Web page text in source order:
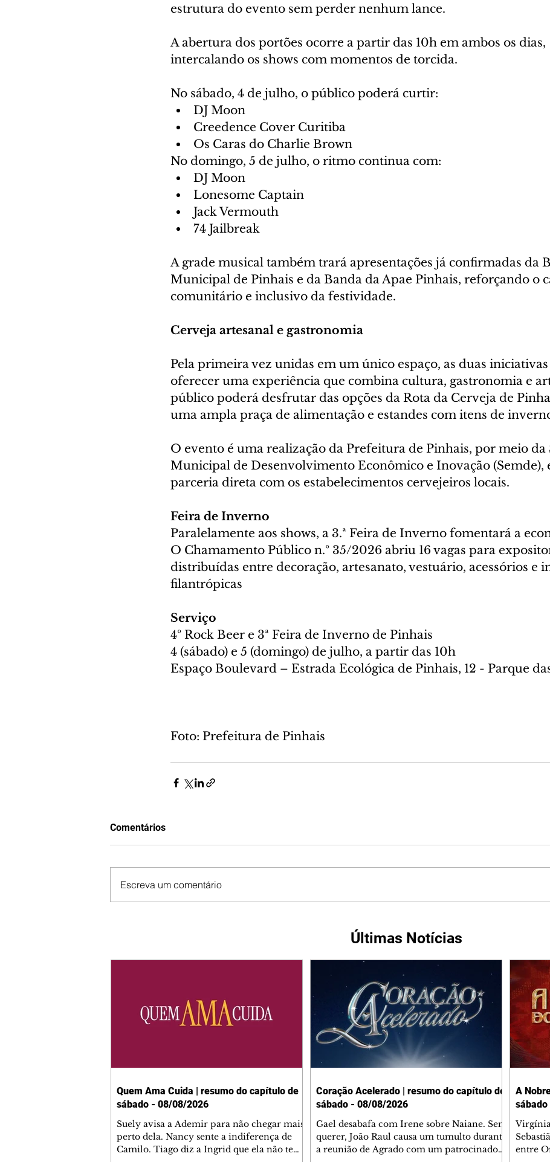
estrutura do evento sem perder nenhum lance.
A abertura dos portões ocorre a partir das 10h em ambos os dias,
intercalando os shows com momentos de torcida.
No sábado, 4 de julho, o público poderá curtir:
DJ Moon
Creedence Cover Curitiba
Os Caras do Charlie Brown
No domingo, 5 de julho, o ritmo continua com:
DJ Moon
Lonesome Captain
Jack Vermouth
74 Jailbreak
A grade musical também trará apresentações já confirmadas da
Municipal de Pinhais e da Banda da Apae Pinhais, reforçando o
comunitário e inclusivo da festividade.
Cerveja artesanal e gastronomia
Pela primeira vez unidas em um único espaço, as duas
oferecer uma experiência que combina cultura, gastronomia e
público poderá desfrutar das opções da Rota da Cerveja de
uma ampla praça de alimentação e estandes com itens de
O evento é uma realização da Prefeitura de Pinhais, por meio da
Municipal de Desenvolvimento Econômico e Inovação (Semde),
parceria direta com os estabelecimentos cervejeiros locais.
Feira de Inverno
Paralelamente aos shows, a 3.ª Feira de Inverno fomentará a
O Chamamento Público n.º 35/2026 abriu 16 vagas para
distribuídas entre decoração, artesanato, vestuário, acessórios e
filantrópicas
Serviço
4º Rock Beer e 3ª Feira de Inverno de Pinhais
4 (sábado) e 5 (domingo) de julho, a partir das 10h
Espaço Boulevard – Estrada Ecológica de Pinhais, 12 - Parque
Foto: Prefeitura de Pinhais
Comentários
Escreva um comentário
Últimas Notícias
Quem Ama Cuida | resumo do capítulo de
sábado - 08/08/2026
Suely avisa a Ademir para não chegar mais
perto dela. Nancy sente a indiferença de
Camilo. Tiago diz a Ingrid que ela não tem
Coração Acelerado | resumo do capítulo de
sábado - 08/08/2026
Gael desabafa com Irene sobre Naiane. Sem
querer, João Raul causa um tumulto durante
a reunião de Agrado com um patrocinador.
A
entre